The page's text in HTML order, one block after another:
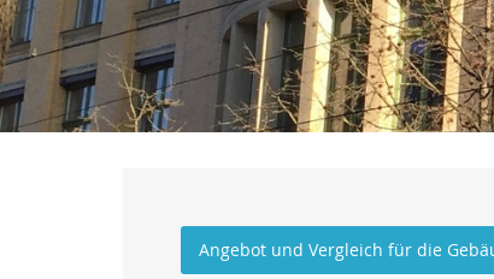
Angebot und Vergleich für die